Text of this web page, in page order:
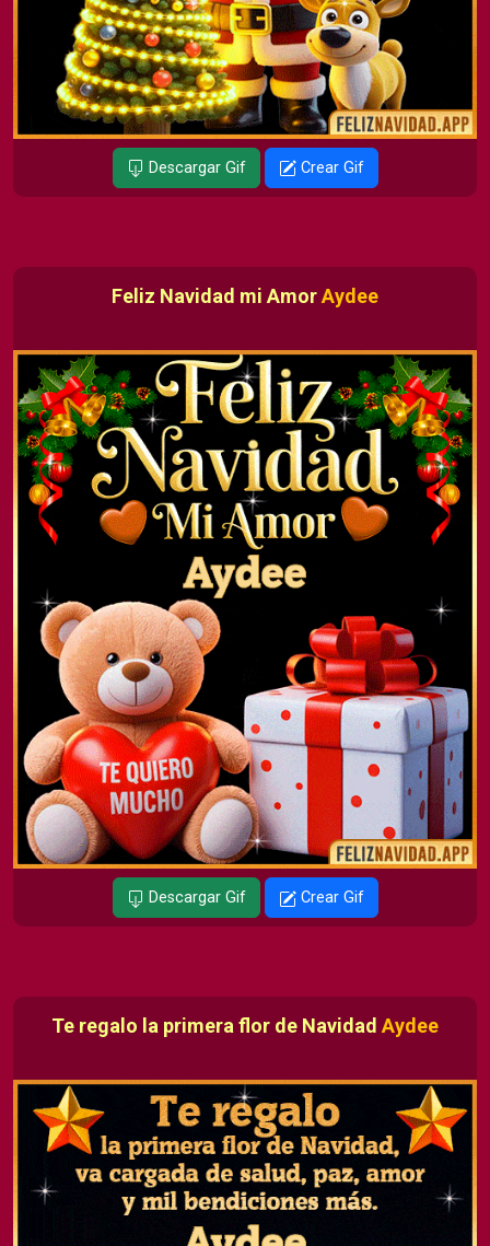
Descargar Gif Crear Gif
Feliz Navidad mi AmorAydee
Descargar Gif Crear Gif
Te regalo la primera flor de Navidad Aydee